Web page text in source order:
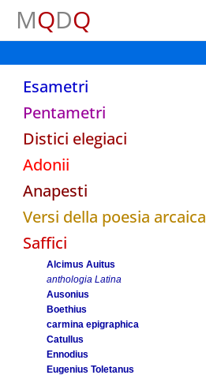
MQDQ
Esametri
Pentametri
Distici elegiaci
Adonii
Anapesti
Versi della poesia arcaica
Saffici
Alcimus Auitus
anthologia Latina
Ausonius
Boethius
carmina epigraphica
Catullus
Ennodius
Eugenius Toletanus